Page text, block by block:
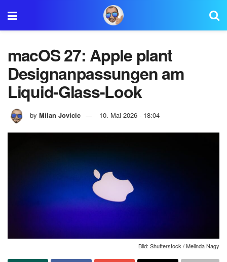
macOS 27: Apple plant
Designanpassungen am
Liquid-Glass-Look
by Milan Jovicic 10. Mai 2026 - 18:04
Bild: Shutterstock / Melinda Nagy